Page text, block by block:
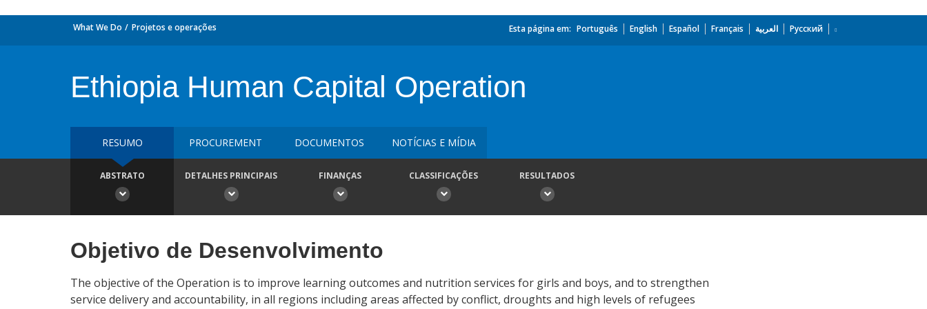
What We Do Projetos e operações Esta página em: Português English Español Français العربية Русский
Ethiopia Human Capital Operation
RESUMO PROCUREMENT DOCUMENTOS NOTÍCIAS E MÍDIA
ABSTRATO DETALHES PRINCIPAIS FINANÇAS CLASSIFICAÇÕES RESULTADOS
Objetivo de Desenvolvimento
The objective of the Operation is to improve learning outcomes and nutrition services for girls and boys, and to strengthen
service delivery and accountability, in all regions including areas affected by conflict, droughts and high levels of refugees